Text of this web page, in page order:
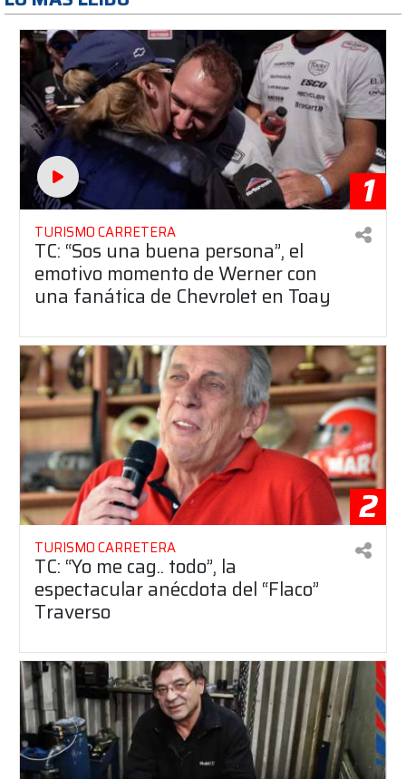
1
TURISMO CARRETERA
TC: “Sos una buena persona”, el
emotivo momento de Werner con
una fanática de Chevrolet en Toay
2
TURISMO CARRETERA
TC: “Yo me cag.. todo”, la
espectacular anécdota del “Flaco”
Traverso